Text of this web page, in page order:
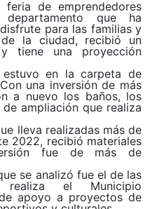
de emprendedores
que ha
para las familias y
la ciudad, recibió un
tiene una proyección
en la carpeta de
una inversión de más
a nuevo los baños, los
ampliación que realiza
lleva realizadas más de
2022, recibió materiales
fue de más de
se analizó fue el de las
realiza el Municipio
apoyo a proyectos de